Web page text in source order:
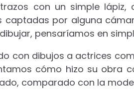
con un simple lápiz,
captadas por alguna
pensaríamos en
con dibujos a actrices
cómo hizo su obra
comparado con la